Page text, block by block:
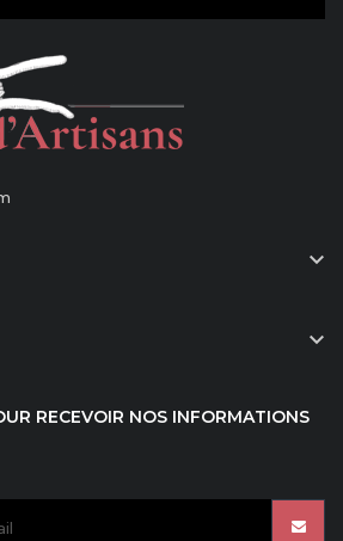


RECEVOIR NOS INFORMATIONS